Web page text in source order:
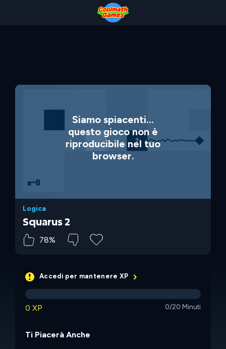
Siamo spiacenti...
questo gioco non è
riproducibile nel tuo
browser.
Logica
Squarus 2
78%
Accedi per mantenere XP
0 XP 0/20 Minuti
Ti Piacerà Anche